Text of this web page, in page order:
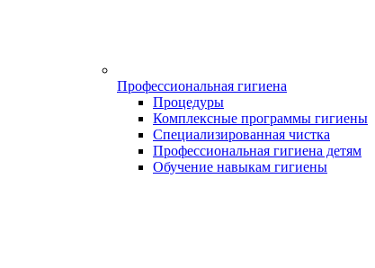
Профессиональная гигиена
Процедуры
Комплексные программы гигиены
Специализированная чистка
Профессиональная гигиена детям
Обучение навыкам гигиены